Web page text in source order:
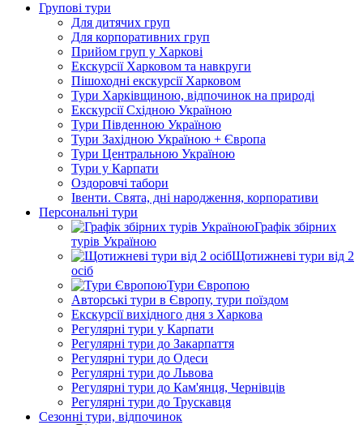
Групові тури
Для дитячих груп
Для корпоративних груп
Прийом груп у Харкові
Екскурсії Харковом та навкруги
Пішоходні екскурсії Харковом
Тури Харківщиною, відпочинок на природі
Екскурсії Східною Україною
Тури Південною Україною
Тури Західною Україною + Європа
Тури Центральною Україною
Тури у Карпати
Оздоровчі табори
Івенти. Свята, дні народження, корпоративи
Персональні тури
Графік збірних
турів Україною
Щотижневі тури від 2
осіб
Тури Європою
Авторські тури в Європу, тури поїздом
Екскурсії вихідного дня з Харкова
Регулярні тури у Карпати
Регулярні тури до Закарпаття
Регулярні тури до Одеси
Регулярні тури до Львова
Регулярні тури до Кам'янця, Чернівців
Регулярні тури до Трускавця
Сезонні тури, відпочинок